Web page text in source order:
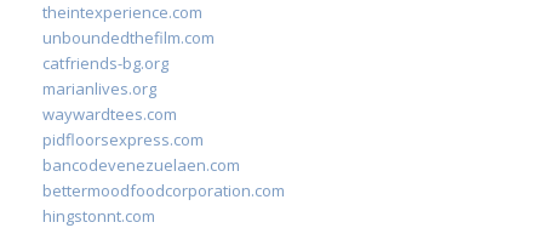
theintexperience.com
unboundedthefilm.com
catfriends-bg.org
marianlives.org
waywardtees.com
pidfloorsexpress.com
bancodevenezuelaen.com
bettermoodfoodcorporation.com
hingstonnt.com